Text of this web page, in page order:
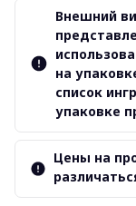
Внешний
на
список
упаковке
Цены на